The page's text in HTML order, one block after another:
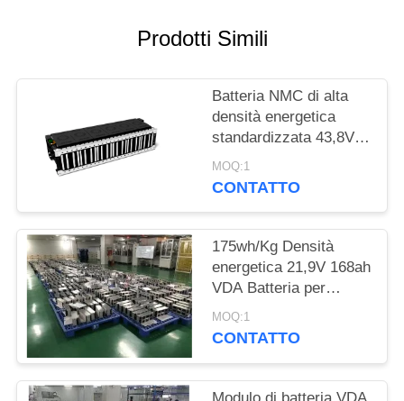
SULLA
PRIVACY
Prodotti Simili
Batteria NMC di alta
densità energetica
standardizzata 43,8V
128Ah per camion
industriali elettrici
MOQ:1
CONTATTO
175wh/Kg Densità
energetica 21,9V 168ah
VDA Batteria per
veicoli elettrici per
scooter elettrici
MOQ:1
CONTATTO
Modulo di batteria VDA